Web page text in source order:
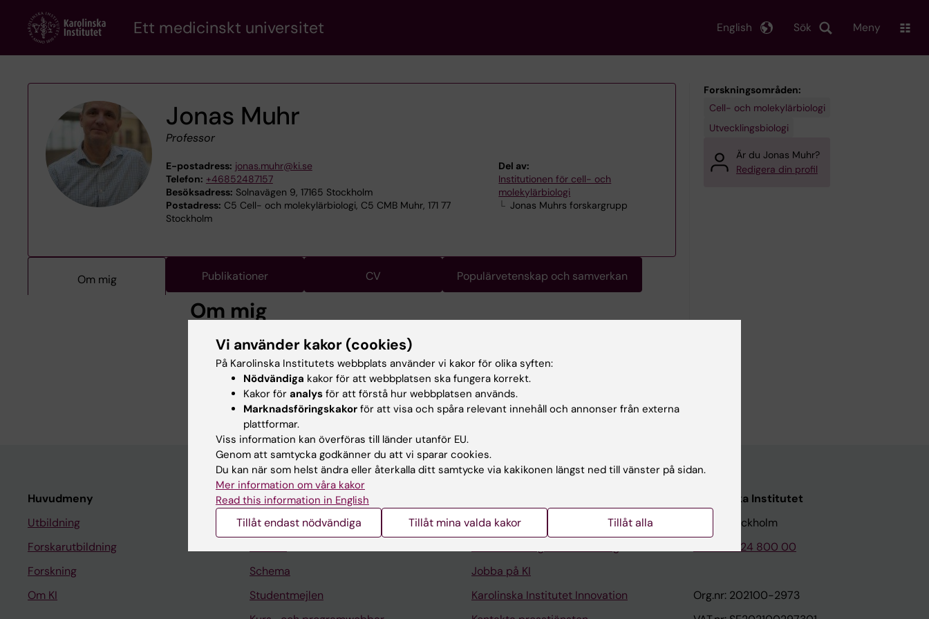
content
Ett medicinskt universitet Sök
English Meny
Jonas Muhr
Professor
E-postadress: jonas.muhr@ki.se
Telefon: +46852487157
Besöksadress: Solnavägen 9, 17165 Stockholm
Postadress: C5 Cell- och molekylärbiologi, C5 CMB Muhr, 171 77
Stockholm
Del av:
Institutionen för cell- och
molekylärbiologi
Jonas Muhrs forskargrupp
Om mig Publikationer CV Populärvetenskap och samverkan
Om mig
Jag är professor i eukaryot molekylärbiologi vid institutionen för cell och
molekylärbiologi. Min forskargrupp arbetar huvudsakligen med att försöka förstå hur
hjärnstamceller regleras under kortikal utveckling och hur mitotiskt aktiva mänskliga
hjärnstamceller förhindras från malign transformation.
Forskningsområden:
Cell- och molekylärbiologi
Utvecklingsbiologi
Är du Jonas Muhr?
Redigera din profil
Huvudmeny
Utbildning
Forskarutbildning
Forskning
Om KI
Student
Ladok
Schema
Studentmejlen
Universitetsbiblioteket
Jobba på KI
Karolinska Institutet Innovation
Karolinska Institutet
171 77 Stockholm
Tel: 08-524 800 00
Org.nr: 202100-2973
Vi använder kakor (cookies)
På Karolinska Institutets webbplats använder vi kakor för olika syften:
Nödvändiga kakor för att webbplatsen ska fungera korrekt.
Kakor för analys för att förstå hur webbplatsen används.
Marknadsföringskakor för att visa och spåra relevant innehåll och annonser från externa
plattformar.
Viss information kan överföras till länder utanför EU.
Genom att samtycka godkänner du att vi sparar cookies.
Du kan när som helst ändra eller återkalla ditt samtycke via kakikonen längst ned till vänster på sidan.
Mer information om våra kakor
Read this information in English
Tillåt endast nödvändiga Tillåt mina valda kakor Tillåt alla